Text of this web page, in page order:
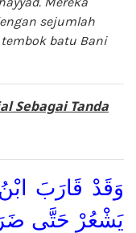
sejumlah
batu Bani
Sebagai Tanda
وَقَدْ قَارَبَ
يَشْعُرْ حَتَّى